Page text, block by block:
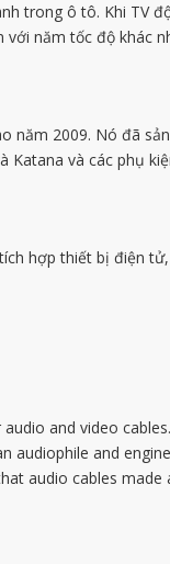
trong ô tô. Khi TV
năm tốc độ khác
năm 2009. Nó đã
và các phụ
hợp thiết bị điện
and video
audiophile and
audio cables made